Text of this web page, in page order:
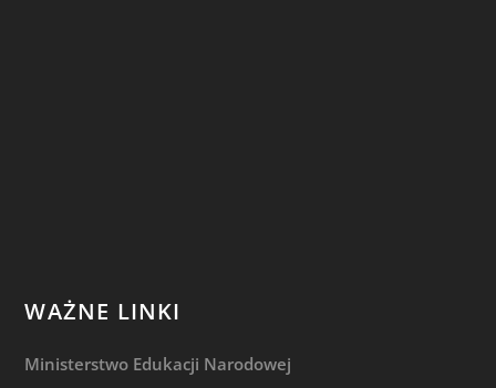
WAŻNE LINKI
Ministerstwo Edukacji Narodowej